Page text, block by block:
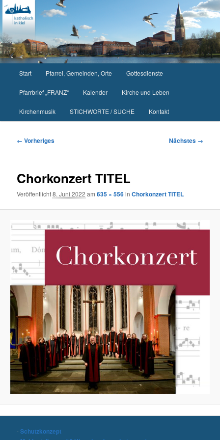
Zum
primären
Inhalt
springen
Start Pfarrei, Gemeinden, Orte Gottesdienste
Pfarrbrief „FRANZ“ Kalender Kirche und Leben
Kirchenmusik STICHWORTE / SUCHE Kontakt
Bilder-
← Vorheriges Nächstes →
Chorkonzert TITEL
Veröffentlicht8. Juni 2022 am635 × 556inChorkonzert TITEL
-Schutzkonzept